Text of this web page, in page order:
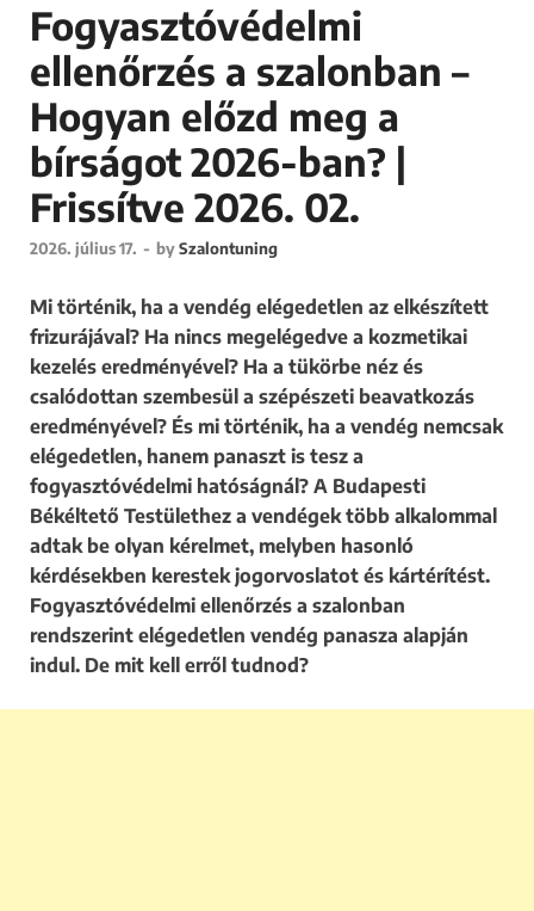
Fogyasztóvédelmi
ellenőrzés a szalonban –
Hogyan előzd meg a
bírságot 2026-ban? |
Frissítve 2026. 02.
2026. július 17. - bySzalontuning
Mi történik, ha a vendég elégedetlen az elkészített
frizurájával? Ha nincs megelégedve a kozmetikai
kezelés eredményével? Ha a tükörbe néz és
csalódottan szembesül a szépészeti beavatkozás
eredményével? És mi történik, ha a vendég nemcsak
elégedetlen, hanem panaszt is tesz a
fogyasztóvédelmi hatóságnál? A Budapesti
Békéltető Testülethez a vendégek több alkalommal
adtak be olyan kérelmet, melyben hasonló
kérdésekben kerestek jogorvoslatot és kártérítést.
Fogyasztóvédelmi ellenőrzés a szalonban
rendszerint elégedetlen vendég panasza alapján
indul. De mit kell erről tudnod?